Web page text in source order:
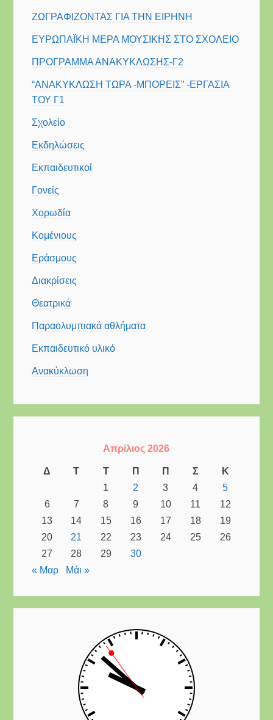
ΖΩΓΡΑΦΙΖΟΝΤΑΣ ΓΙΑ ΤΗΝ ΕΙΡΗΝΗ
ΕΥΡΩΠΑΪΚΗ ΜΕΡΑ ΜΟΥΣΙΚΗΣ ΣΤΟ ΣΧΟΛΕΙΟ
ΠΡΟΓΡΑΜΜΑ ΑΝΑΚΥΚΛΩΣΗΣ-Γ2
“ΑΝΑΚΥΚΛΩΣΗ ΤΩΡΑ -ΜΠΟΡΕΙΣ” -ΕΡΓΑΣΙΑ
ΤΟΥ Γ1
Σχολείο
Εκδηλώσεις
Εκπαιδευτικοί
Γονείς
Χορωδία
Κομένιους
Εράσμους
Διακρίσεις
Θεατρικά
Παραολυμπιακά αθλήματα
Εκπαιδευτικό υλικό
Ανακύκλωση
Απρίλιος 2026
Δ Τ Τ Π Π Σ
Κ
1
2 3 4
5
6
7 8 9 10 11
12
13
14 15 16 17 18
19
20
21 22 23 24 25
26
27
28 29
30
« Μαρ
Μάι »